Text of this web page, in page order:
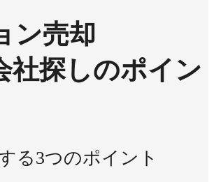
ン売却
社探しのポイン
る3つのポイント